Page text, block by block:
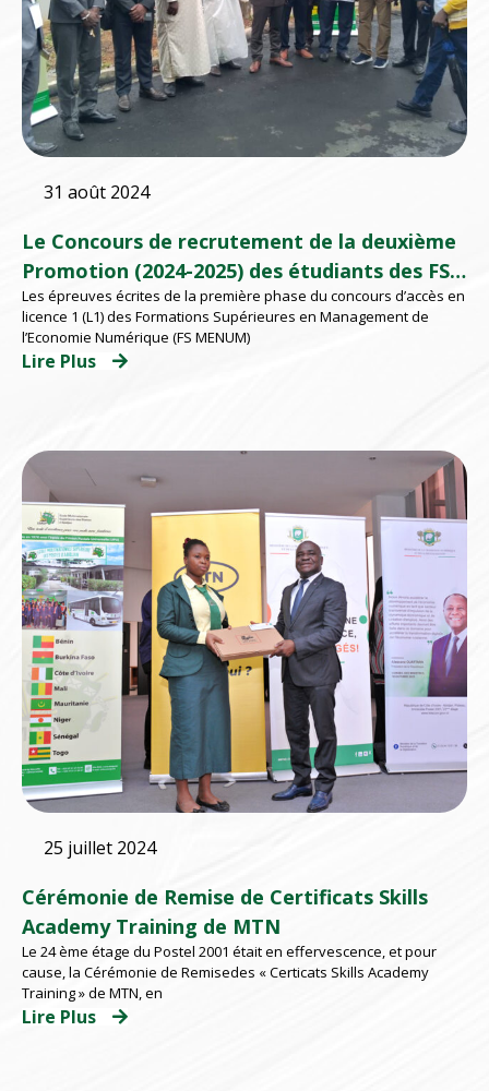
31 août 2024
Le Concours de recrutement de la deuxième
Promotion (2024-2025) des étudiants des FS
MENUM lancé
Les épreuves écrites de la première phase du concours d’accès en
licence 1 (L1) des Formations Supérieures en Management de
l’Economie Numérique (FS MENUM)
Lire Plus
25 juillet 2024
Cérémonie de Remise de Certificats Skills
Academy Training de MTN
Le 24 ème étage du Postel 2001 était en effervescence, et pour
cause, la Cérémonie de Remisedes « Certicats Skills Academy
Training » de MTN, en
Lire Plus